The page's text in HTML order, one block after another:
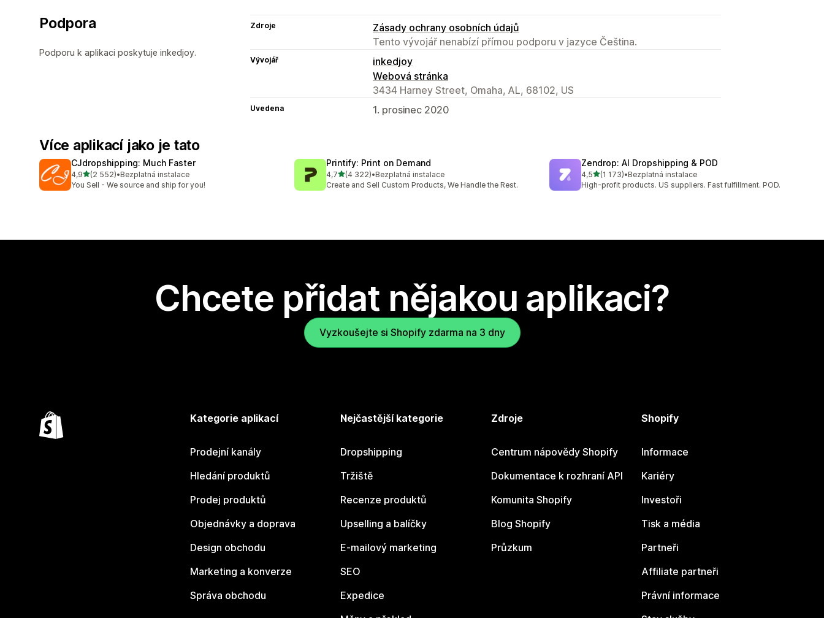
Podpora
Podporu k aplikaci poskytuje inkedjoy.
Zdroje
Zásady ochrany osobních údajů
Tento vývojář nenabízí přímou podporu v jazyce Čeština.
Vývojář
inkedjoy
Webová stránka
3434 Harney Street, Omaha, AL, 68102, US
Uvedena 1. prosinec 2020
Více aplikací jako je tato
CJdropshipping: Much Faster
4,9z 5 hvězd
(2 552)
Celkový počet recenzí: 2552
•Bezplatná instalace
You Sell - We source and ship for you!
Printify: Print on Demand
4,7z 5 hvězd
(4 322)
Celkový počet recenzí: 4322
•Bezplatná instalace
Create and Sell Custom Products, We Handle the Rest.
Zendrop: AI Dropshipping & POD
4,5z 5 hvězd
(1 173)
Celkový počet recenzí: 1173
•Bezplatná instalace
High-profit products. US suppliers. Fast fulfillment. POD.
Chcete přidat nějakou aplikaci?
Vyzkoušejte si Shopify zdarma na 3 dny
Kategorie aplikací
Prodejní kanály
Hledání produktů
Prodej produktů
Objednávky a doprava
Design obchodu
Marketing a konverze
Správa obchodu
Nejčastější kategorie
Dropshipping
Tržiště
Recenze produktů
Upselling a balíčky
E-mailový marketing
SEO
Expedice
Zdroje
Centrum nápovědy Shopify
Dokumentace k rozhraní API
Komunita Shopify
Blog Shopify
Průzkum
Shopify
Informace
Kariéry
Investoři
Tisk a média
Partneři
Affiliate partneři
Právní informace